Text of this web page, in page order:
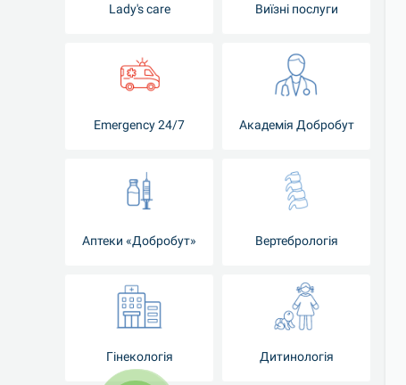
Lady's care Виїзні послуги
Emergency 24/7 Академія Добробут
Аптеки «Добробут» Вертебрологія
Гінекологія Дитинологія